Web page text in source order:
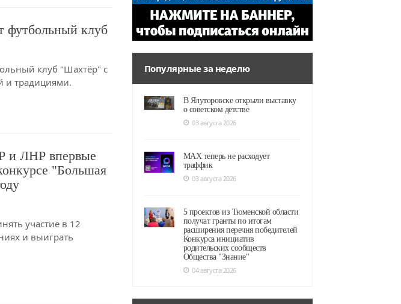
футбольный клуб
клуб "Шахтёр" с
и традициями.
и ЛНР впервые
"Большая
участие в 12
и выиграть
Популярные за неделю
В Ялуторовске открыли выставку
о советском детстве
03 августа 2026
MAX теперь не расходует
траффик
03 августа 2026
5 проектов из Тюменской области
получат гранты по итогам
расширения перечня победителей
Конкурса инициатив
родительских сообществ
Общества "Знание"
04 августа 2026